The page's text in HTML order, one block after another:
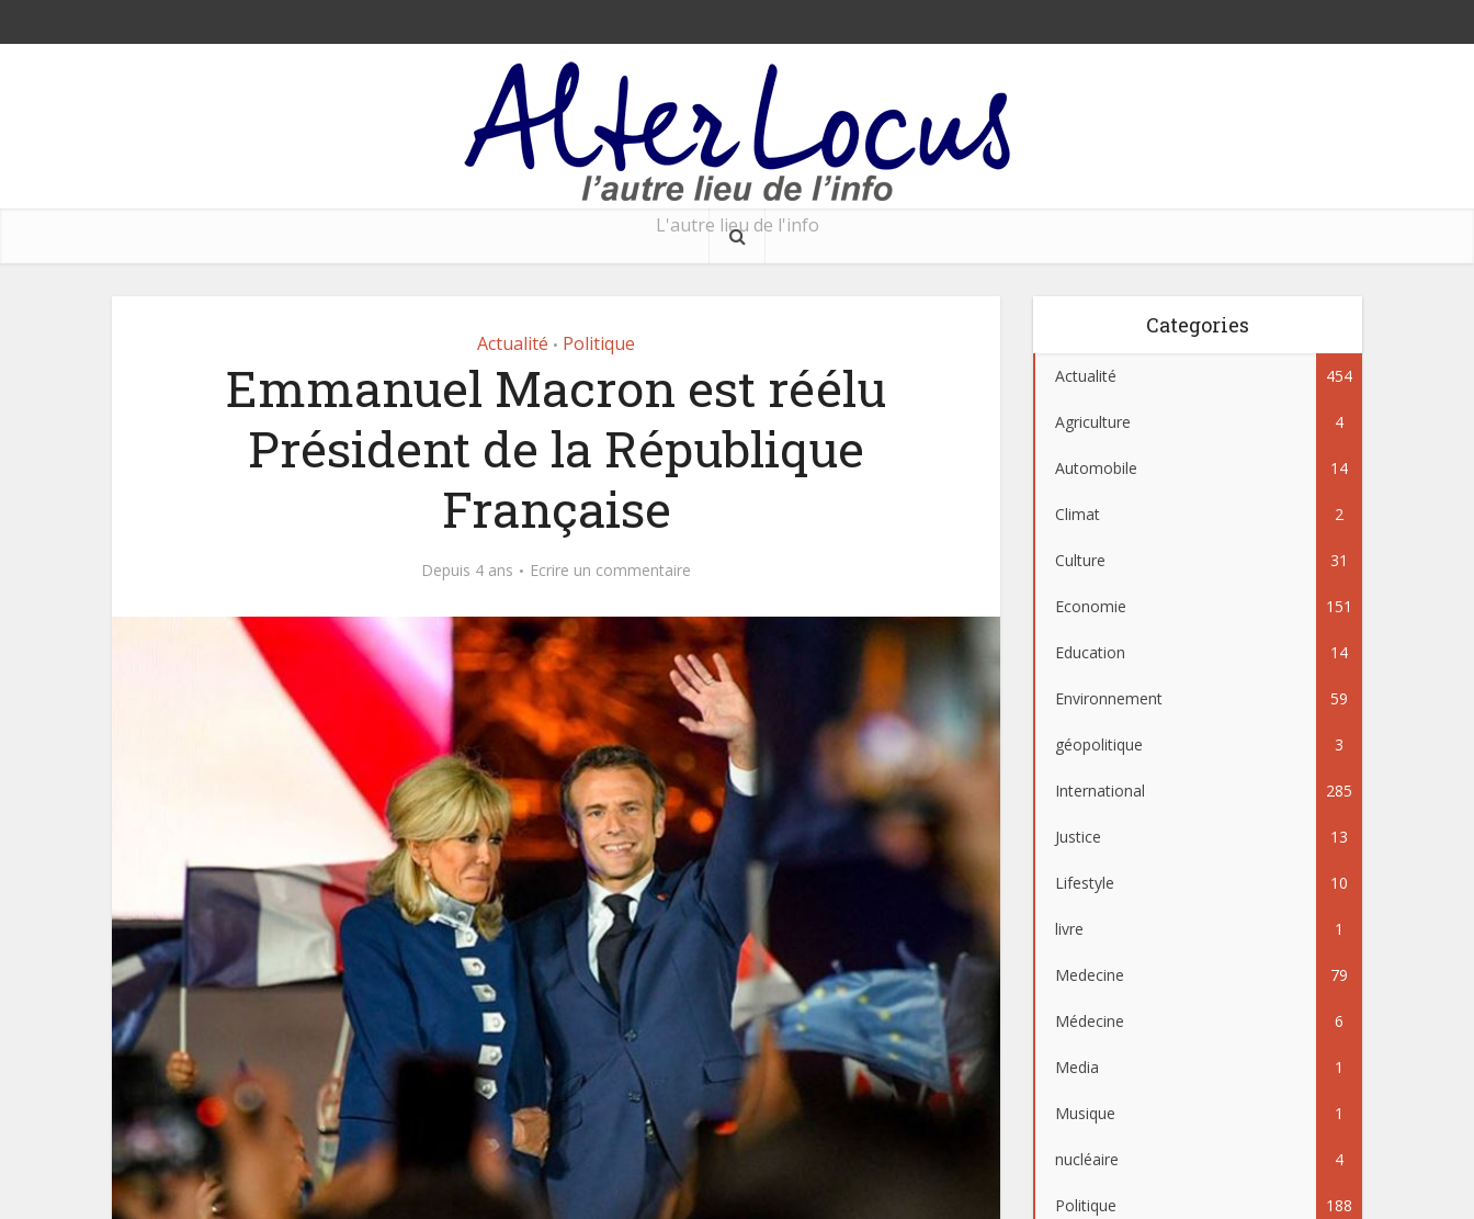
L'autre lieu de l'info
Actualité • Politique
Emmanuel Macron est réélu
Président de la République
Française
Depuis 4 ans Ecrire un commentaire
Categories
Actualité 454
Agriculture 4
Automobile 14
Climat 2
Culture 31
Economie 151
Education 14
Environnement 59
géopolitique 3
International 285
Justice 13
Lifestyle 10
livre 1
Medecine 79
Médecine 6
Media 1
Musique 1
nucléaire 4
Politique 188